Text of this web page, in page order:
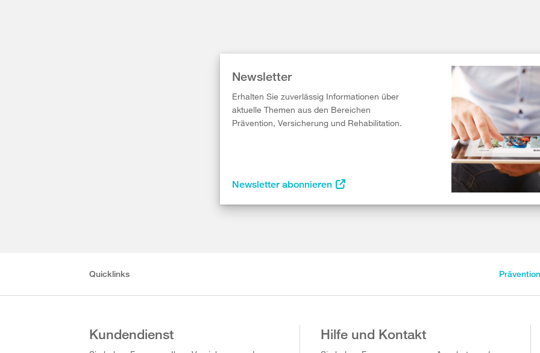
Newsletter
Erhalten Sie zuverlässig Informationen über
aktuelle Themen aus den Bereichen
Prävention, Versicherung und Rehabilitation.
Newsletter abonnieren
Quicklinks Prävention
Kundendienst Hilfe und Kontakt